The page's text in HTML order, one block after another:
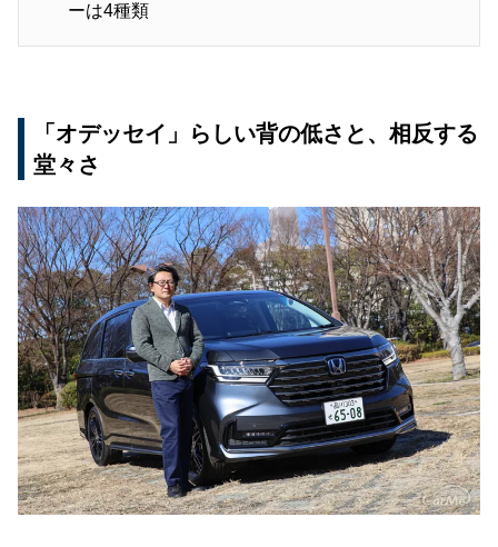
ーは4種類
「オデッセイ」らしい背の低さと、相反する
堂々さ